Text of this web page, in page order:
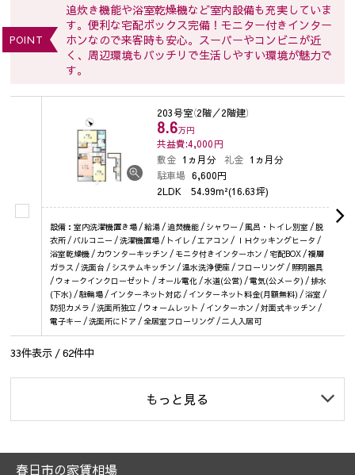
POINT
追炊き機能や浴室乾燥機など室内設備も充実していま
す。便利な宅配ボックス完備！モニター付きインター
ホンなので来客時も安心。スーパーやコンビニが近
く、周辺環境もバッチリで生活しやすい環境が魅力で
す。
203号室（2階／2階建）
8.6万円
共益費:4,000円
敷金 1ヵ月分 礼金 1ヵ月分
駐車場 6,600円
2LDK 54.99m²(16.63坪)
設備：室内洗濯機置き場 / 給湯 / 追焚機能 / シャワー / 風呂・トイレ別室 / 脱
衣所 / バルコニー / 洗濯機置場 / トイレ / エアコン / ＩＨクッキングヒータ /
浴室乾燥機 / カウンターキッチン / モニタ付きインターホン / 宅配BOX / 複層
ガラス / 洗面台 / システムキッチン / 温水洗浄便座 / フローリング / 照明器具
/ ウォークインクローゼット / オール電化 / 水道(公営) / 電気(公メータ) / 排水
(下水) / 駐輪場 / インターネット対応 / インターネット料金(月額無料) / 浴室 /
防犯カメラ / 洗面所独立 / ウォームレット / インターホン / 対面式キッチン /
電子キー / 洗面所にドア / 全居室フローリング / 二人入居可
33件表示 /62件中
もっと見る
春日市の家賃相場